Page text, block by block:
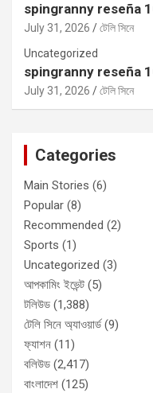
spingranny reseña
July 31, 2026
টেলি সিনে
Uncategorized
spingranny reseña
July 31, 2026 টেলি সিনে
Categories
Main Stories (6)
Popular (8)
Recommended (2)
Sports (1)
Uncategorized (3)
আপকামিং ইভেন্ট (5)
টলিউড (1,388)
টেলি সিনে অ্যাওয়ার্ড(9)
ফ্যাশন (11)
বলিউড (2,417)
বাংলাদেশ (125)